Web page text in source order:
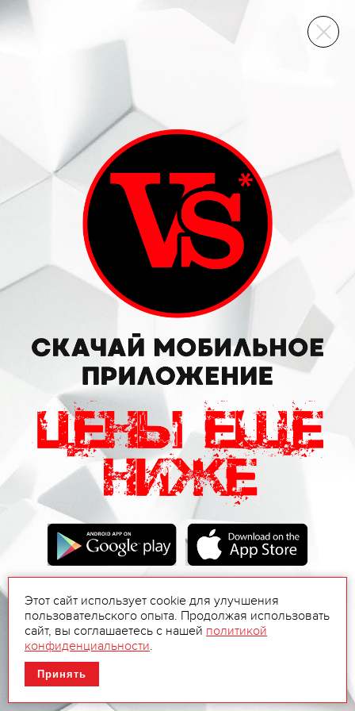
ВИННЫЙ СКЛАД
Этот сайт использует cookie для улучшения
пользовательского опыта. Продолжая использовать
сайт, вы соглашаетесь с нашей политикой
конфиденциальности.
Принять